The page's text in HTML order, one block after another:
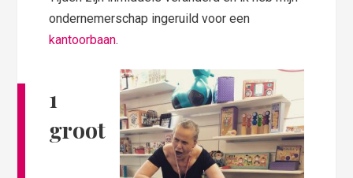
ondernemerschap ingeruild voor een
kantoorbaan.
1
groot